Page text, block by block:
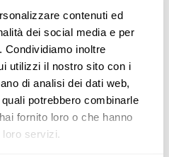
contenuti ed
dei social media e per
Condividiamo inoltre
utilizzi il nostro sito con i
di analisi dei dati web,
potrebbero combinarle
fornito loro o che hanno
servizi.